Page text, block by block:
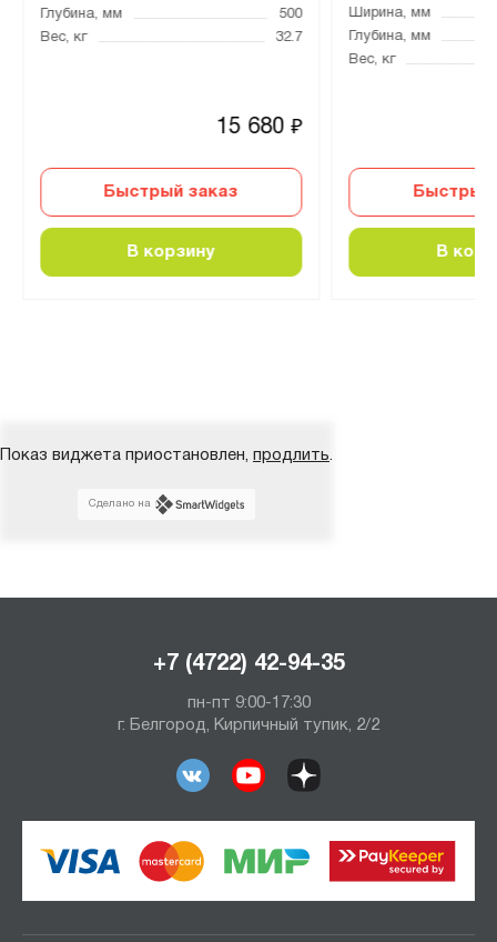
Глубина, мм
500
Вес, кг
32.7
15 680₽
Быстрый заказ
В корзину
Ширина, мм
Глубина, мм
Вес, кг
Быстрый
В
Показ виджета приостановлен, продлить.
Сделано на
+7 (4722) 42-94-35
пн-пт 9:00-17:30
г. Белгород, Кирпичный тупик, 2/2